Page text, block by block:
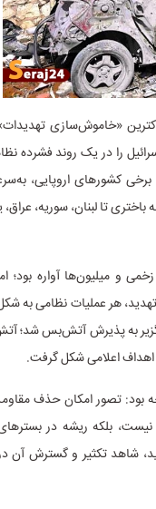
«خاموش‌سازی
را در یک روند فشرده
برخی کشورهای اروپایی،
باختری تا لبنان، سوریه،
و میلیون‌ها آواره بود؛
هر عملیات نظامی به
به پذیرش آتش‌بس شد؛
اهداف اعلامی شکل گرفت.
بود: تصور امکان حذف
بلکه ریشه در
شاهد تکثیر و گسترش آن